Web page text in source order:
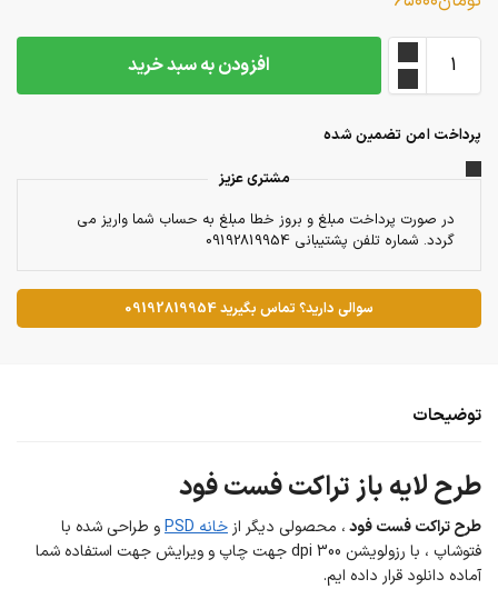
افزودن به سبد خرید
پرداخت امن تضمین شده
مشتری عزیز
در صورت پرداخت مبلغ و بروز خطا مبلغ به حساب شما واریز می
گردد. شماره تلفن پشتیبانی 09192819954
سوالی دارید؟ تماس بگیرید 09192819954
توضیحات
طرح لایه باز تراکت فست فود
طرح تراکت فست فود، محصولی دیگر از خانه PSD
و طراحی شده با
فتوشاپ ، با رزولویشن 300 dpi جهت چاپ و ویرایش جهت استفاده شما
آماده دانلود قرار داده ایم.